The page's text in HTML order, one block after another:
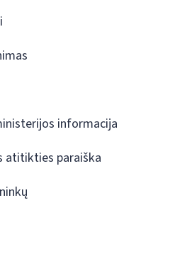
informacija
atitikties paraiška